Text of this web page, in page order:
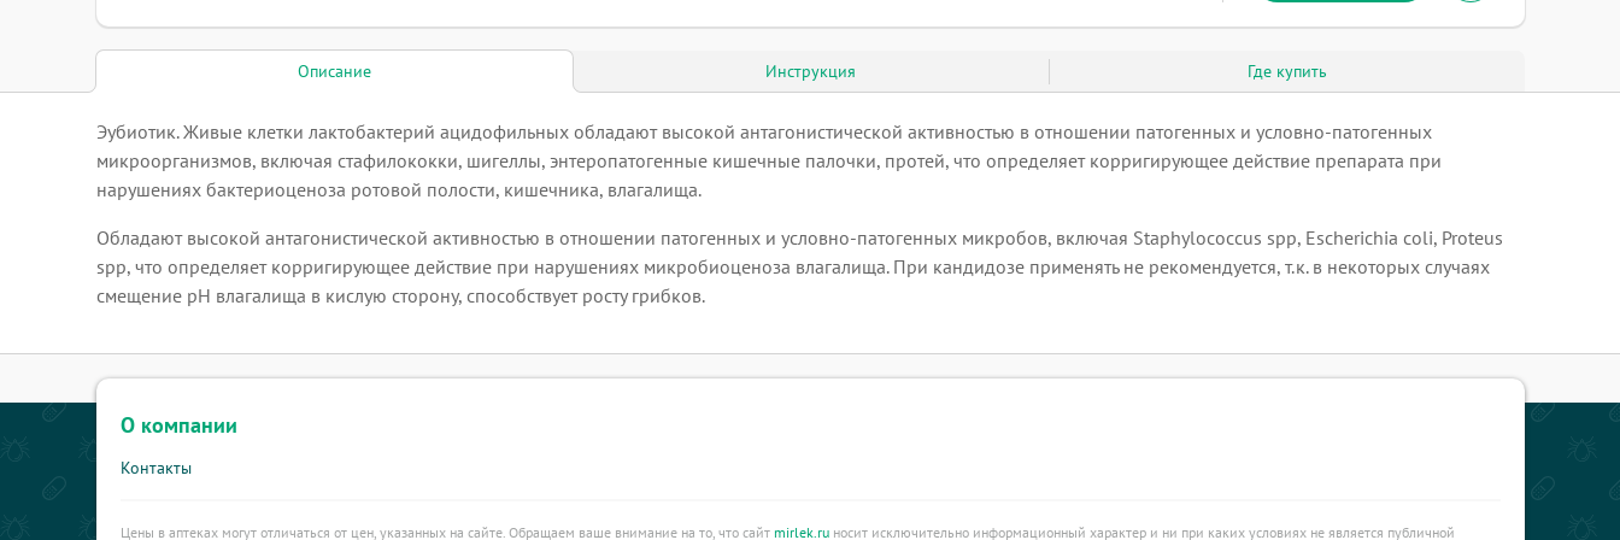
Описание Инструкция Где купить
Эубиотик. Живые клетки лактобактерий ацидофильных обладают высокой антагонистической активностью в отношении патогенных и условно-патогенных
микроорганизмов, включая стафилококки, шигеллы, энтеропатогенные кишечные палочки, протей, что определяет корригирующее действие препарата при
нарушениях бактериоценоза ротовой полости, кишечника, влагалища.
Обладают высокой антагонистической активностью в отношении патогенных и условно-патогенных микробов, включая Staphylococcus spp, Escherichia coli, Proteus
spp, что определяет корригирующее действие при нарушениях микробиоценоза влагалища. При кандидозе применять не рекомендуется, т.к. в некоторых случаях
смещение рН влагалища в кислую сторону, способствует росту грибков.
О компании
Контакты
Цены в аптеках могут отличаться от цен, указанных на сайте. Обращаем ваше внимание на то, что сайт mirlek.ruносит исключительно информационный характер и ни при каких условиях не является публичной